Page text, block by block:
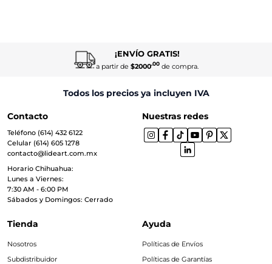
¡ENVÍO GRATIS!
a partir de $2000.00de compra.
Todos los precios ya incluyen IVA
Contacto
Teléfono (614) 432 6122
Celular (614) 605 1278
contacto@lideart.com.mx
Horario Chihuahua:
Lunes a Viernes:
7:30 AM - 6:00 PM
Sábados y Domingos: Cerrado
Nuestras redes
Tienda
Nosotros
Subdistribuidor
Ayuda
Políticas de Envíos
Políticas de Garantías